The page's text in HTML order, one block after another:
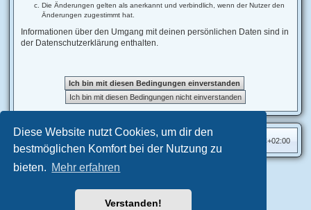
Diese Website nutzt Cookies, um dir den
bestmöglichen Komfort bei der Nutzung zu
bieten. Mehr erfahren
Verstanden!
Die Änderungen gelten als anerkannt und verbindlich, wenn der Nutzer den
Änderungen zugestimmt hat.
Informationen über den Umgang mit deinen persönlichen Daten sind in
der Datenschutzerklärung enthalten.
UTC+02:00
Powered byphpBB® Forum Software © phpBB Limited
Deutsche Übersetzung durch